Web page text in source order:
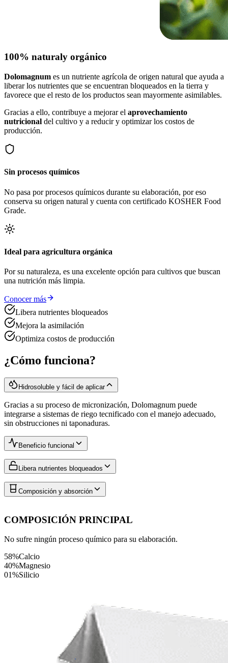
100% naturaly orgánico
Dolomagnum es un nutriente agrícola de origen natural que ayuda a
liberar los nutrientes que se encuentran bloqueados en la tierra y
favorece que el resto de los productos sean mayormente asimilables.
Gracias a ello, contribuye a mejorar el aprovechamiento
nutricional del cultivo y a reducir y optimizar los costos de
producción.
Sin procesos químicos
No pasa por procesos químicos durante su elaboración, por eso
conserva su origen natural y cuenta con certificado KOSHER Food
Grade.
Ideal para agricultura orgánica
Por su naturaleza, es una excelente opción para cultivos que buscan
una nutrición más limpia.
Conocer más
Libera nutrientes bloqueados
Mejora la asimilación
Optimiza costos de producción
¿Cómo funciona?
Hidrosoluble y fácil de aplicar
Gracias a su proceso de micronización, Dolomagnum puede
integrarse a sistemas de riego tecnificado con el manejo adecuado,
sin obstrucciones ni taponaduras.
Beneficio funcional
Libera nutrientes bloqueados
Composición y absorción
COMPOSICIÓN PRINCIPAL
No sufre ningún proceso químico para su elaboración.
58%Calcio
40%Magnesio
01%Silicio